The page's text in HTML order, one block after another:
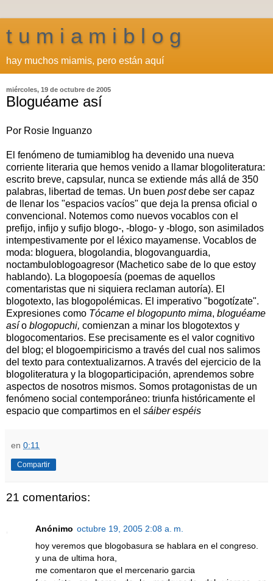
t u m i a m i b l o g
hay muchos miamis, pero están aquí
miércoles, 19 de octubre de 2005
Bloguéame así
Por Rosie Inguanzo
El fenómeno de tumiamiblog ha devenido una nueva
corriente literaria que hemos venido a llamar blogoliteratura:
escrito breve, capsular, nunca se extiende más allá de 350
palabras, libertad de temas. Un buen postdebe ser capaz
de llenar los "espacios vacíos" que deja la prensa oficial o
convencional. Notemos como nuevos vocablos con el
prefijo, infijo y sufijo blogo-, -blogo- y -blogo, son asimilados
intempestivamente por el léxico mayamense. Vocablos de
moda: bloguera, blogolandia, blogovanguardia,
noctambuloblogoagresor (Machetico sabe de lo que estoy
hablando). La blogopoesía (poemas de aquellos
comentaristas que ni siquiera reclaman autoría). El
blogotexto, las blogopolémicas. El imperativo "bogotízate".
Expresiones como Tócame el blogopunto mima, bloguéame
asío blogopuchi, comienzan a minar los blogotextos y
blogocomentarios. Ese precisamente es el valor cognitivo
del blog; el blogoempiricismo a través del cual nos salimos
del texto para contextualizarnos. A través del ejercicio de la
blogoliteratura y la blogoparticipación, aprendemos sobre
aspectos de nosotros mismos. Somos protagonistas de un
fenómeno social contemporáneo: triunfa históricamente el
espacio que compartimos en el sáiber espéis
en 0:11
Compartir
21 comentarios:
Anónimo octubre 19, 2005 2:08 a. m.
hoy veremos que blogobasura se hablara en el congreso.
y una de ultima hora,
me comentaron que el mercenario garcia